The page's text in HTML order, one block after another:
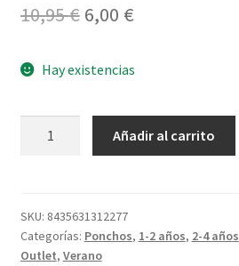
10,95€ El
original
era:
10,95 €.
6,00 €El
actual
es:
6,00 €.
Hay existencias
Añadir al carrito
SKU: 8435631312277
Categorías: Ponchos, 1-2 años, 2-4 años
Outlet, Verano